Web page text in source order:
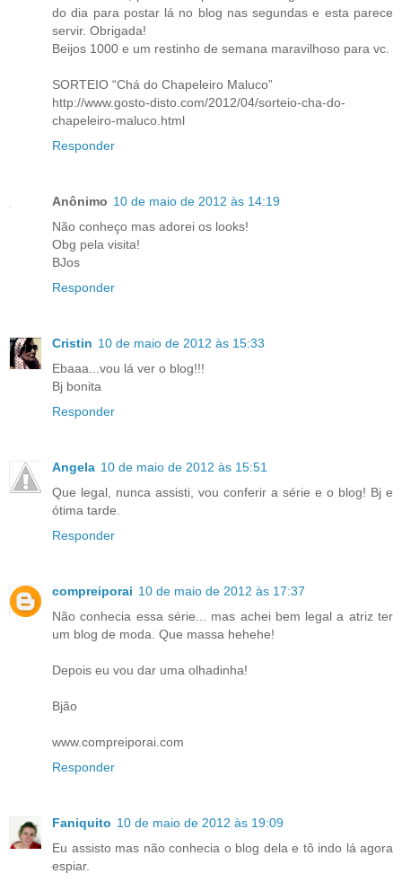
do dia para postar lá no blog nas segundas e esta parece
servir. Obrigada!
Beijos 1000 e um restinho de semana maravilhoso para vc.
SORTEIO “Chá do Chapeleiro Maluco”
http://www.gosto-disto.com/2012/04/sorteio-cha-do-
chapeleiro-maluco.html
Responder
Anônimo 10 de maio de 2012 às 14:19
Não conheço mas adorei os looks!
Obg pela visita!
BJos
Responder
Cristin 10 de maio de 2012 às 15:33
Ebaaa...vou lá ver o blog!!!
Bj bonita
Responder
Angela 10 de maio de 2012 às 15:51
Que legal, nunca assisti, vou conferir a série e o blog! Bj e
ótima tarde.
Responder
compreiporai 10 de maio de 2012 às 17:37
Não conhecia essa série... mas achei bem legal a atriz ter
um blog de moda. Que massa hehehe!
Depois eu vou dar uma olhadinha!
Bjão
www.compreiporai.com
Responder
Faniquito 10 de maio de 2012 às 19:09
Eu assisto mas não conhecia o blog dela e tô indo lá agora
espiar.